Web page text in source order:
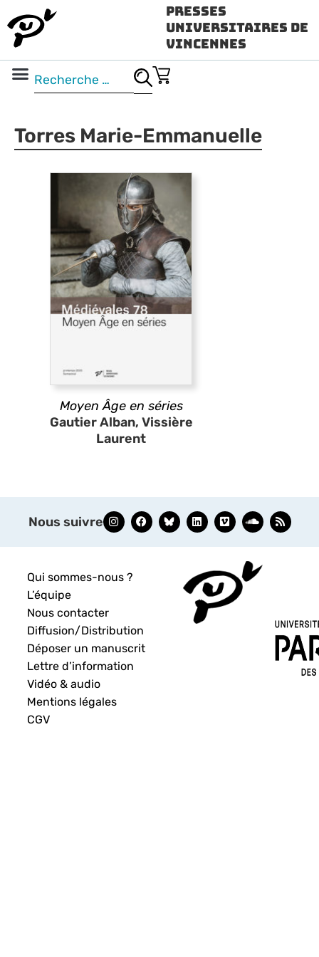
Presses
Universitaires de
Vincennes
Torres Marie-Emmanuelle
Moyen Âge en séries
Gautier Alban, Vissière
Laurent
Nous suivre
Qui sommes-nous ?
L’équipe
Nous contacter
Diffusion/Distribution
Déposer un manuscrit
Lettre d’information
Vidéo & audio
Mentions légales
CGV